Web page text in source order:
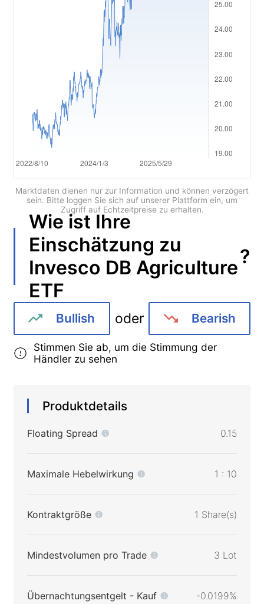
Tiếng việt
Bahasa Indonesia
Bahasa Melayu
Marktdaten dienen nur zur Information und können verzögert
sein. Bitte loggen Sie sich auf unserer Plattform ein, um
Zugriff auf Echtzeitpreise zu erhalten.
Wie ist Ihre
Einschätzung zu
Invesco DB Agriculture
ETF
?
Bullish oder Bearish
Stimmen Sie ab, um die Stimmung der
Händler zu sehen
Produktdetails
Floating Spread 0.15
Maximale Hebelwirkung 1 : 10
Kontraktgröße 1 Share(s)
Mindestvolumen pro Trade 3 Lot
Übernachtungsentgelt - Kauf -0.0199%